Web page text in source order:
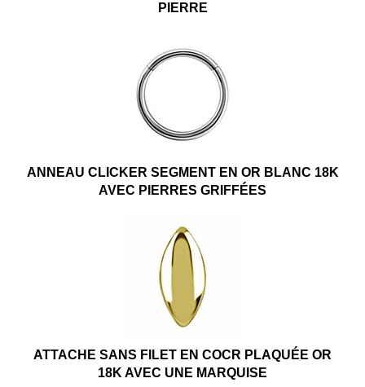
PIERRE
ANNEAU CLICKER SEGMENT EN OR BLANC 18K
AVEC PIERRES GRIFFÉES
ATTACHE SANS FILET EN COCR PLAQUÉE OR
18K AVEC UNE MARQUISE